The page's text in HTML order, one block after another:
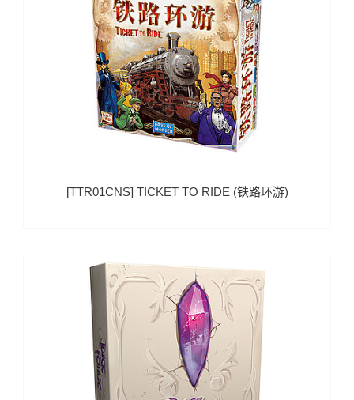
[TTR01CNS] TICKET TO RIDE (铁路环游)